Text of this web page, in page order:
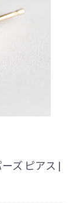
ズ ピアス |